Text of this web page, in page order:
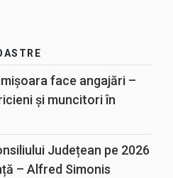
face angajări –
și muncitori în
Județean pe 2026
– Alfred Simonis